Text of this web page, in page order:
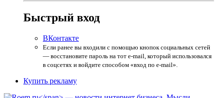
Быстрый вход
ВКонтакте
Если ранее вы входили с помощью кнопок социальных сетей
— восстановите пароль на тот e-mail, который использовался
в соцсетях и войдите способом «вход по e-mail».
Купить рекламу